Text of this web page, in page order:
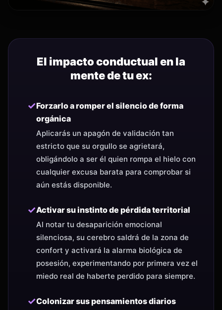
El impacto conductual en la
mente de tu ex:
✓Forzarlo a romper el silencio de forma
orgánica
Aplicarás un apagón de validación tan
estricto que su orgullo se agrietará,
obligándolo a ser él quien rompa el hielo con
cualquier excusa barata para comprobar si
aún estás disponible.
✓Activar su instinto de pérdida territorial
Al notar tu desaparición emocional
silenciosa, su cerebro saldrá de la zona de
confort y activará la alarma biológica de
posesión, experimentando por primera vez el
miedo real de haberte perdido para siempre.
✓Colonizar sus pensamientos diarios